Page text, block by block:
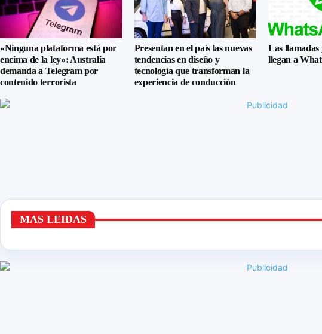
«Ninguna plataforma está por
encima de la ley»: Australia
demanda a Telegram por
contenido terrorista
Presentan en el país las nuevas
tendencias en diseño y
tecnología que transforman la
experiencia de conducción
Las llamadas
llegan a
MAS LEIDAS